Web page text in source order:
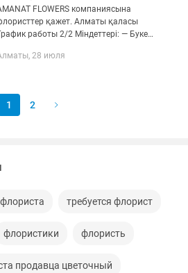
FLOWERS компаниясына
қажет. Алматы қаласы
работы 2/2 Міндеттері: — Букет
сұранысына сай гүл таңдау
28 июля
1 2
требуется флорист
флористики флористь
продавца цветочный